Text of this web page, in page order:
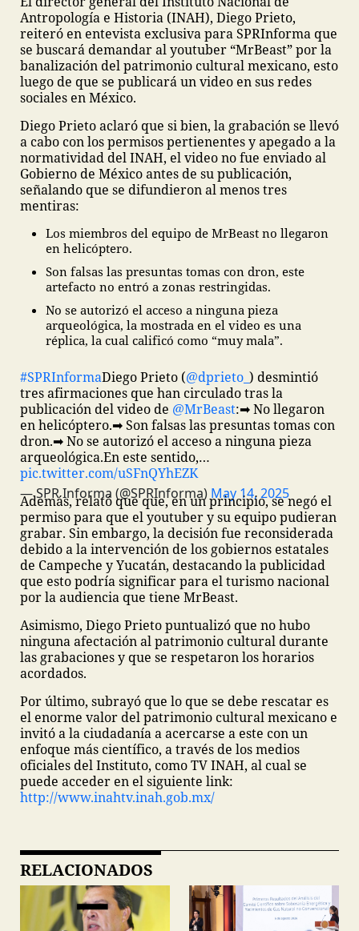
Antropología e Historia (INAH), Diego Prieto,
reiteró en entevista exclusiva para SPRInforma que
se buscará demandar al youtuber “MrBeast” por la
banalización del patrimonio cultural mexicano, esto
luego de que se publicará un video en sus redes
sociales en México.
Diego Prieto aclaró que si bien, la grabación se llevó
a cabo con los permisos pertienentes y apegado a la
normatividad del INAH, el video no fue enviado al
Gobierno de México antes de su publicación,
señalando que se difundieron al menos tres
mentiras:
Los miembros del equipo de MrBeast no llegaron
en helicóptero.
Son falsas las presuntas tomas con dron, este
artefacto no entró a zonas restringidas.
No se autorizó el acceso a ninguna pieza
arqueológica, la mostrada en el video es una
réplica, la cual calificó como “muy mala”.
#SPRInformaDiego Prieto (@dprieto_ ) desmintió
tres afirmaciones que han circulado tras la
publicación del video de @MrBeast:➡ No llegaron
en helicóptero.➡ Son falsas las presuntas tomas con
dron.➡ No se autorizó el acceso a ninguna pieza
arqueológica.En este sentido,…
pic.twitter.com/uSFnQYhEZK
— SPR Informa (@SPRInforma) May 14, 2025
Además, relató que que, en un principio, se negó el
permiso para que el youtuber y su equipo pudieran
grabar. Sin embargo, la decisión fue reconsiderada
debido a la intervención de los gobiernos estatales
de Campeche y Yucatán, destacando la publicidad
que esto podría significar para el turismo nacional
por la audiencia que tiene MrBeast.
Asimismo, Diego Prieto puntualizó que no hubo
ninguna afectación al patrimonio cultural durante
las grabaciones y que se respetaron los horarios
acordados.
Por último, subrayó que lo que se debe rescatar es
el enorme valor del patrimonio cultural mexicano e
invitó a la ciudadanía a acercarse a este con un
enfoque más científico, a través de los medios
oficiales del Instituto, como TV INAH, al cual se
puede acceder en el siguiente link:
http://www.inahtv.inah.gob.mx/
RELACIONADOS